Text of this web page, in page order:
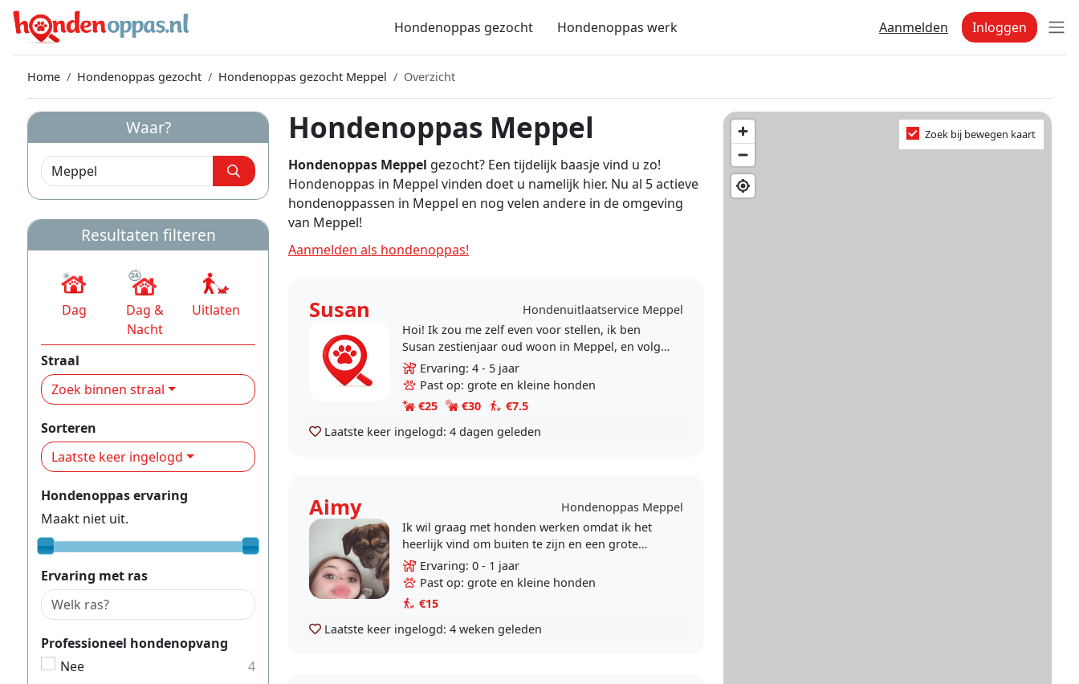
Hondenoppas gezocht Hondenoppas werk Aanmelden Inloggen
Home Hondenoppas gezocht Hondenoppas gezocht Meppel Overzicht
Hondenoppas Meppel
Hondenoppas Meppel gezocht? Een tijdelijk baasje vind u zo!
Hondenoppas in Meppel vinden doet u namelijk hier. Nu al 5 actieve
hondenoppassen in Meppel en nog velen andere in de omgeving
van Meppel!
Aanmelden als hondenoppas!
Susan
Hondenuitlaatservice Meppel
Hoi! Ik zou me zelf even voor stellen, ik ben
Susan zestienjaar oud woon in Meppel, en volg
nu de opleiding doktersassistent. Ik heb zelf
altijd..
Ervaring: 4 - 5 jaar
Past op: grote en kleine honden
€25
€30
€7.5
Laatste keer ingelogd: 4 dagen geleden
Aimy
Hondenoppas Meppel
Ik wil graag met honden werken omdat ik het
heerlijk vind om buiten te zijn en een grote
liefde voor dieren heb. Wandelen met honden
geeft mij..
Ervaring: 0 - 1 jaar
Past op: grote en kleine honden
€15
Laatste keer ingelogd: 4 weken geleden
Zoek bij bewegen kaart
Waar?
Resultaten filteren
Dag
Dag &
Nacht
Uitlaten
Straal
Zoek binnen straal
Sorteren
Laatste keer ingelogd
Hondenoppas ervaring
Maakt niet uit.
Ervaring met ras
Professioneel hondenopvang
Nee
4